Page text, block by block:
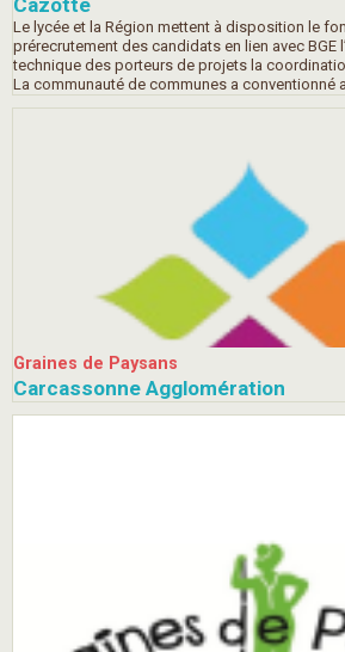
Le lycée et la Région mettent à disposition le
prérecrutement des candidats en lien avec BGE
technique des porteurs de projets la
La communauté de communes a conventionné
Graines de Paysans
Carcassonne Agglomération